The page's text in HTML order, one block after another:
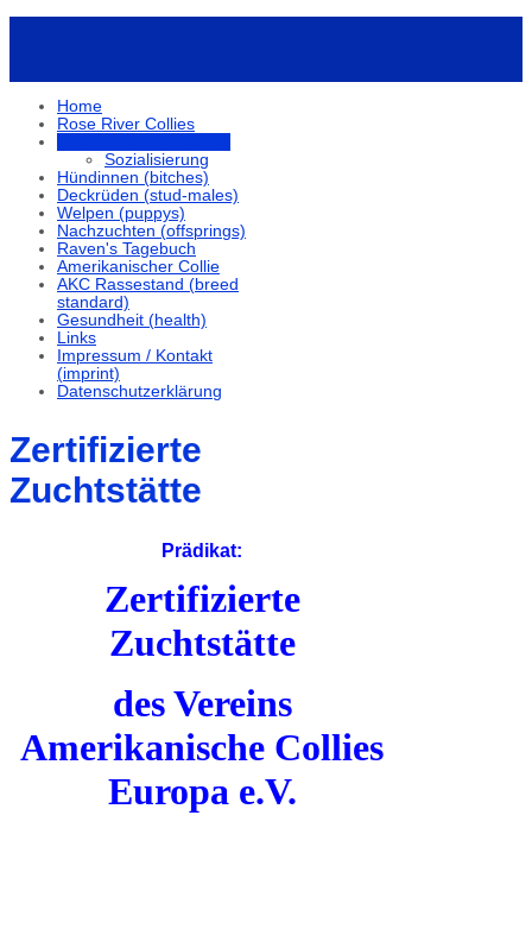
Home
Rose River Collies
Sozialisierung
Hündinnen (bitches)
Deckrüden (stud-males)
Welpen (puppys)
Nachzuchten (offsprings)
Raven's Tagebuch
Amerikanischer Collie
AKC Rassestand (breed
standard)
Gesundheit (health)
Links
Impressum / Kontakt
(imprint)
Datenschutzerklärung
Zertifizierte
Zuchtstätte
Prädikat:
Zertifizierte
Zuchtstätte
des Vereins
Amerikanische Collies
Europa e.V.